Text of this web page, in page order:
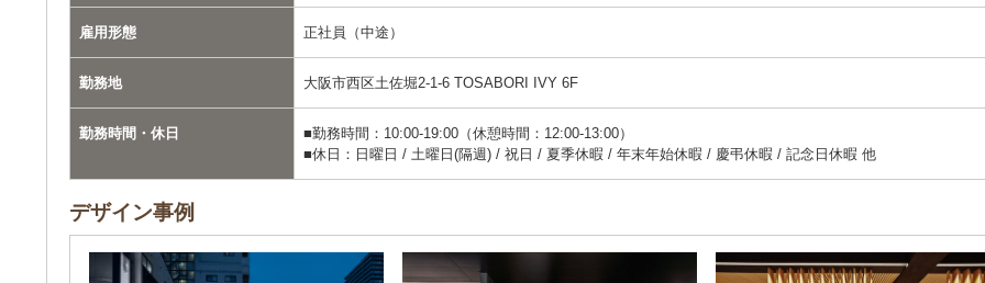
雇用形態 正社員（中途）
勤務地 大阪市西区土佐堀2-1-6 TOSABORI IVY 6F
勤務時間・休日
■勤務時間：10:00-19:00（休憩時間：12:00-13:00）
■休日：日曜日 / 土曜日(隔週) / 祝日 / 夏季休暇 / 年末年始休暇 / 慶弔休暇 / 記念日休暇 他
デザイン事例